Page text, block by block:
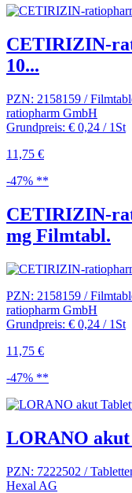
CETIRIZIN-
10...
PZN: 2158159 /
ratiopharm GmbH
Grundpreis: € 0,24 / 1St
11,75 €
-47% **
CETIRIZIN-
mg Filmtabl.
PZN: 2158159 /
ratiopharm GmbH
Grundpreis: € 0,24 / 1St
11,75 €
-47% **
LORANO akut
PZN: 7222502 /
Hexal AG